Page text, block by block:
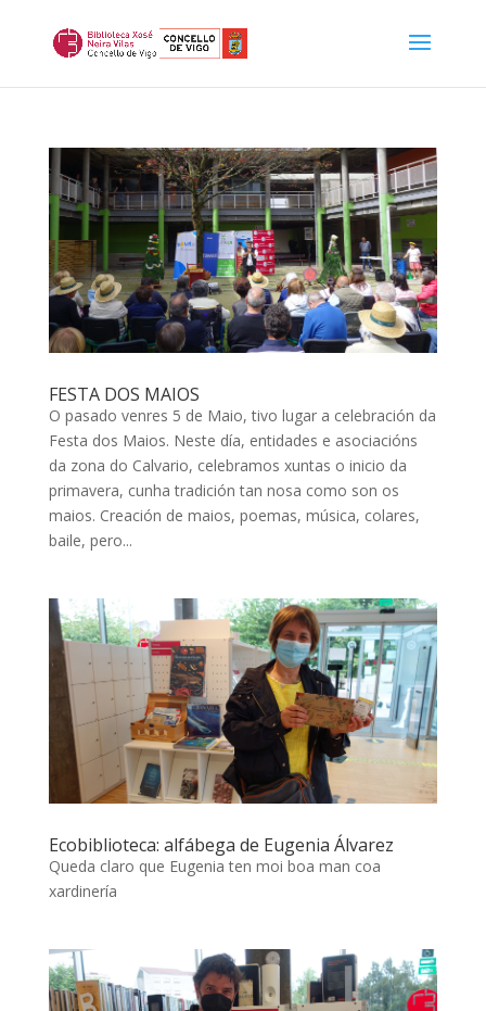
FESTA DOS MAIOS
O pasado venres 5 de Maio, tivo lugar a celebración da
Festa dos Maios. Neste día, entidades e asociacións
da zona do Calvario, celebramos xuntas o inicio da
primavera, cunha tradición tan nosa como son os
maios. Creación de maios, poemas, música, colares,
baile, pero...
Ecobiblioteca: alfábega de Eugenia Álvarez
Queda claro que Eugenia ten moi boa man coa
xardinería